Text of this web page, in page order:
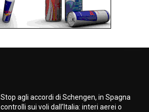
Stop agli accordi di Schengen, in Spagna
controlli sui voli dall’Italia: interi aerei o